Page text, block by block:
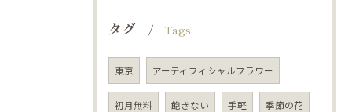
タグ Tags
東京 アーティフィシャルフラワー
初月無料 飽きない 手軽 季節の花